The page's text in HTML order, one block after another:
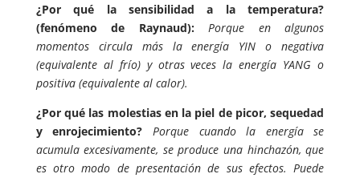
¿Por qué la sensibilidad a la temperatura?
(fenómeno de Raynaud):Porque en algunos
momentos circula más la energía YIN o negativa
(equivalente al frío) y otras veces la energía YANG o
positiva (equivalente al calor).
¿Por qué las molestias en la piel de picor, sequedad
y enrojecimiento? Porque cuando la energía se
acumula excesivamente, se produce una hinchazón, que
es otro modo de presentación de sus efectos. Puede